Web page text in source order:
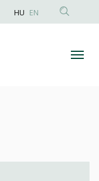
HU EN